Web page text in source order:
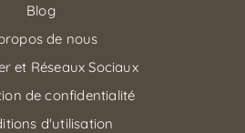
Blog
de nous
et Réseaux Sociaux
de confidentialité
d'utilisation